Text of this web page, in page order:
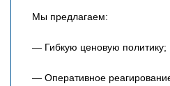
Мы предлагаем:
— Гибкую ценовую политику;
— Оперативное